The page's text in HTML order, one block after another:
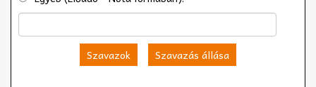
Szavazok Szavazás állása